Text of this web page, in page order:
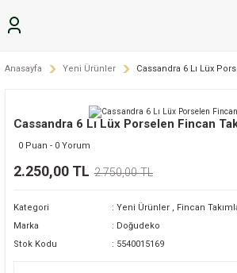
Anasayfa Yeni Ürünler Cassandra 6 Lı Lüx
Cassandra 6 Lı Lüx Porselen Fincan
0 Puan - 0 Yorum
2.250,00 TL 2.750,00 TL
Kategori Yeni Ürünler , Fincan
Marka
Doğudeko
Stok Kodu
5540015169